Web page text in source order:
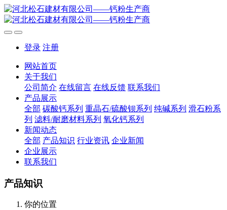
登录 注册
网站首页
关于我们
公司简介 在线留言 在线反馈 联系我们
产品展示
全部 碳酸钙系列 重晶石/硫酸钡系列 纯碱系列 滑石粉系
列 滤料/耐磨材料系列 氧化钙系列
新闻动态
全部 产品知识 行业资讯 企业新闻
企业展示
联系我们
产品知识
你的位置